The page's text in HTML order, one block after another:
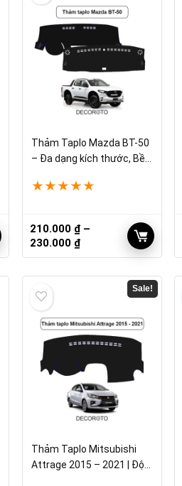
230.000 ₫
Thảm Taplo Mazda BT-50
– Đa dạng kích thước, Bền
★ ★ ★ ★ ★
210.000 ₫ –
230.000 ₫Khoảng
giá:
210.000 ₫ Sale!
Thảm Taplo Mitsubishi
Attrage 2015 – 2021 | Độ